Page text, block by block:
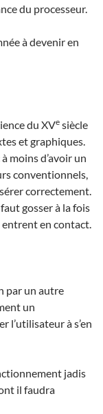
du processeur.
à devenir en
du XVe siècle
et graphiques.
moins d’avoir un
conventionnels,
correctement.
gosser à la fois
entrent en contact.
par un autre
un
l’utilisateur à s’en
jadis
il faudra